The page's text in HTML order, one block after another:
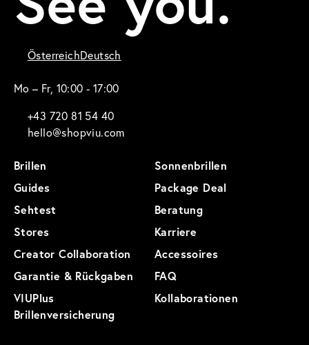
ÖsterreichDeutsch
Mo – Fr, 10:00 - 17:00
+43 720 81 54 40
hello@shopviu.com
Brillen
Sonnenbrillen
Guides
Package Deal
Sehtest
Beratung
Stores
Karriere
Creator Collaboration
Accessoires
Garantie & Rückgaben
FAQ
VIUPlus
Brillenversicherung
Kollaborationen